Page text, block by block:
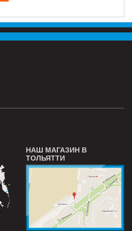
НАШ МАГАЗИН В
ТОЛЬЯТТИ